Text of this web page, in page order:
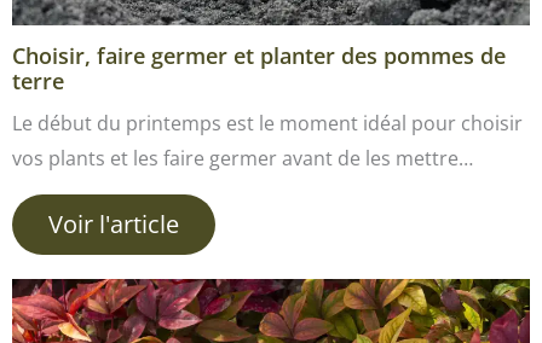
Choisir, faire germer et planter des pommes de
terre
Le début du printemps est le moment idéal pour choisir
vos plants et les faire germer avant de les mettre…
Voir l'article